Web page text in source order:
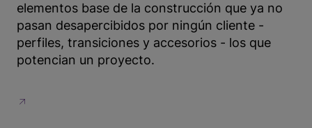
elementos base de la construcción que ya no
pasan desapercibidos por ningún cliente -
perfiles, transiciones y accesorios - los que
potencian un proyecto.